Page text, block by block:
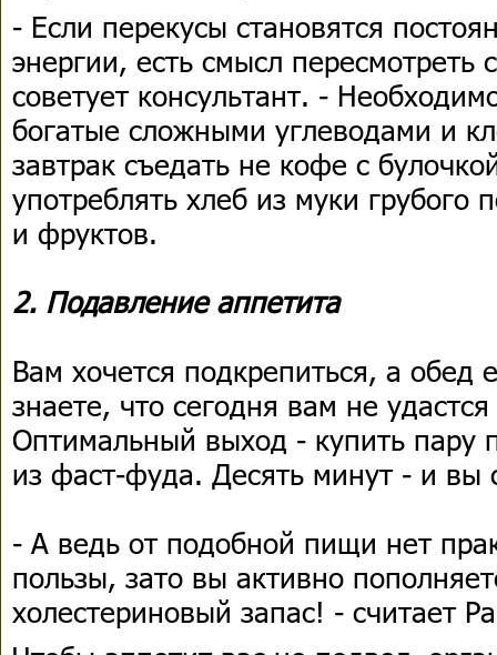
- Если перекусы становятся
энергии, есть смысл
советует консультант. -
богатые сложными углеводами и
завтрак съедать не кофе с
употреблять хлеб из муки
и фруктов.
2. Подавление аппетита
Вам хочется подкрепиться, а
знаете, что сегодня вам не
Оптимальный выход - купить пару
из фаст-фуда. Десять минут - и вы
- А ведь от подобной пищи нет
пользы, зато вы активно
холестериновый запас! - считает